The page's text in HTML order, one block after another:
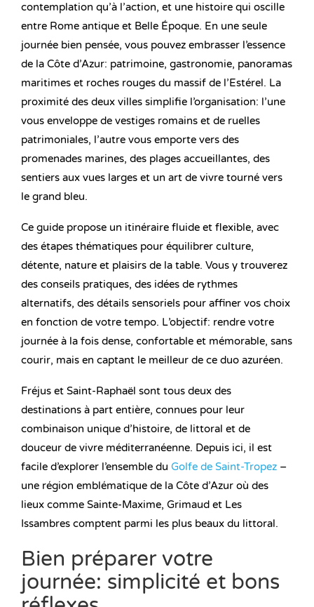
contemplation qu’à l’action, et une histoire qui oscille
entre Rome antique et Belle Époque. En une seule
journée bien pensée, vous pouvez embrasser l’essence
de la Côte d’Azur: patrimoine, gastronomie, panoramas
maritimes et roches rouges du massif de l’Estérel. La
proximité des deux villes simplifie l’organisation: l’une
vous enveloppe de vestiges romains et de ruelles
patrimoniales, l’autre vous emporte vers des
promenades marines, des plages accueillantes, des
sentiers aux vues larges et un art de vivre tourné vers
le grand bleu.
Ce guide propose un itinéraire fluide et flexible, avec
des étapes thématiques pour équilibrer culture,
détente, nature et plaisirs de la table. Vous y trouverez
des conseils pratiques, des idées de rythmes
alternatifs, des détails sensoriels pour affiner vos choix
en fonction de votre tempo. L’objectif: rendre votre
journée à la fois dense, confortable et mémorable, sans
courir, mais en captant le meilleur de ce duo azuréen.
Fréjus et Saint-Raphaël sont tous deux des
destinations à part entière, connues pour leur
combinaison unique d’histoire, de littoral et de
douceur de vivre méditerranéenne. Depuis ici, il est
facile d’explorer l’ensemble du Golfe de Saint-Tropez –
une région emblématique de la Côte d’Azur où des
lieux comme Sainte-Maxime, Grimaud et Les
Issambres comptent parmi les plus beaux du littoral.
Bien préparer votre
journée: simplicité et bons